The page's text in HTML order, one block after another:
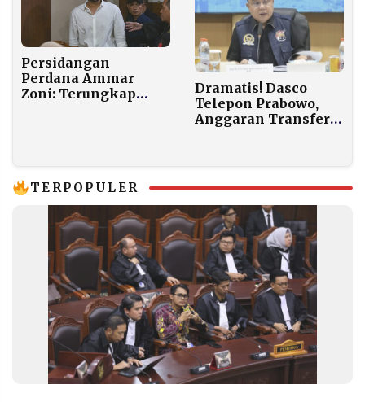
Persidangan
Perdana Ammar
Zoni: Terungkap
Dramatis! Dasco
Telepon Prabowo,
Anggaran Transfer
TERPOPULER